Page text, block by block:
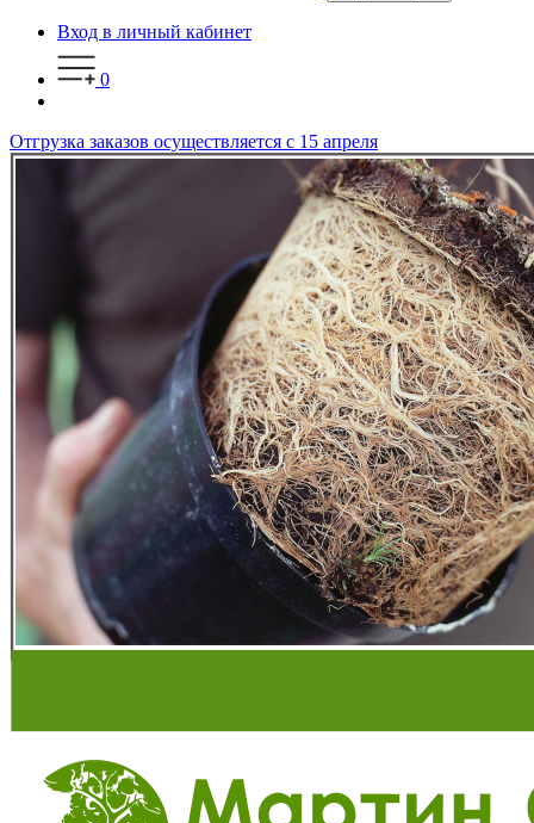
Вход в личный кабинет
0
Отгрузка заказов осуществляется с 15 апреля